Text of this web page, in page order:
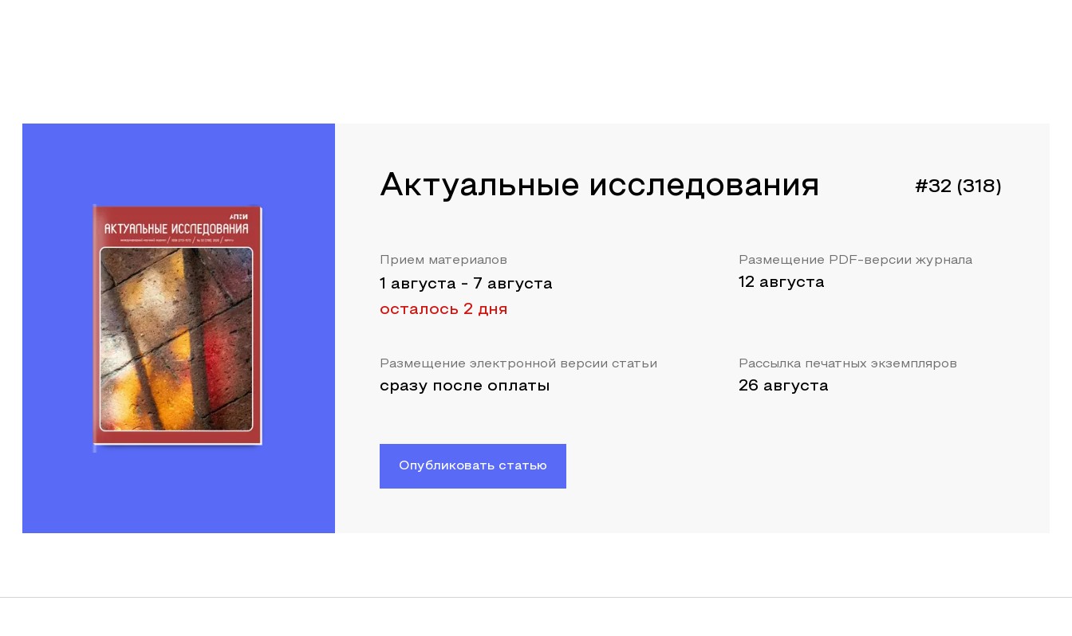
Актуальные исследования #32 (318)
Прием материалов
1 августа - 7 августа
осталось 2 дня
Размещение PDF-версии журнала
12 августа
Размещение электронной версии статьи
сразу после оплаты
Рассылка печатных экземпляров
26 августа
Опубликовать статью